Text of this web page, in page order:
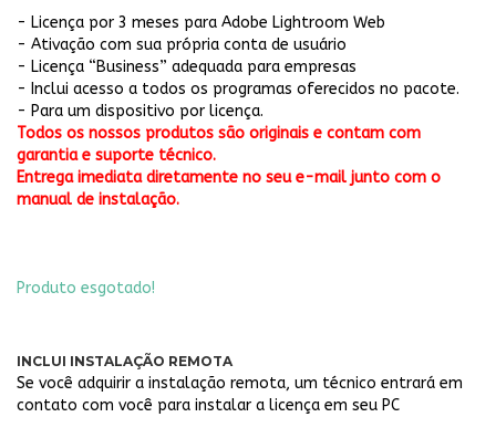
- Licença por 3 meses para Adobe Lightroom Web
- Ativação com sua própria conta de usuário
- Licença “Business” adequada para empresas
- Inclui acesso a todos os programas oferecidos no pacote.
- Para um dispositivo por licença.
Todos os nossos produtos são originais e contam com
garantia e suporte técnico.
Entrega imediata diretamente no seu e-mail junto com o
manual de instalação.
Produto esgotado!
INCLUI INSTALAÇÃO REMOTA
Se você adquirir a instalação remota, um técnico entrará em
contato com você para instalar a licença em seu PC